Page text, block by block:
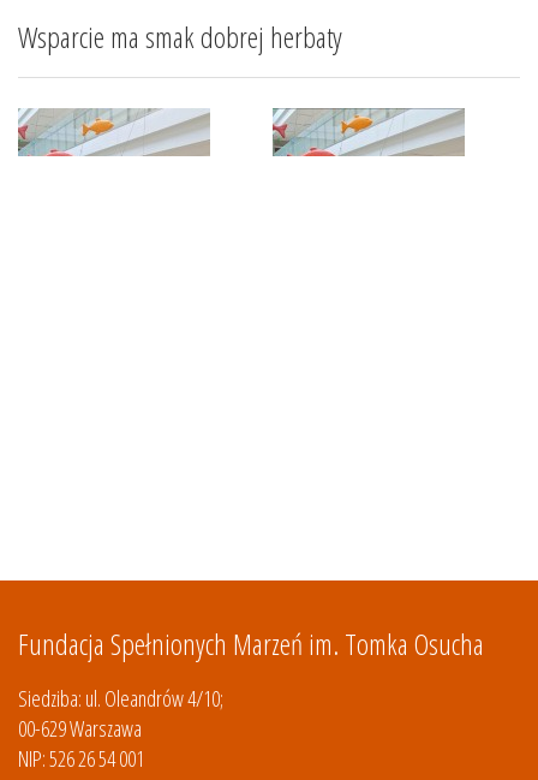
Wsparcie ma smak dobrej herbaty
Fundacja Spełnionych Marzeń im. Tomka Osucha
Siedziba: ul. Oleandrów 4/10;
00-629 Warszawa
NIP: 526 26 54 001